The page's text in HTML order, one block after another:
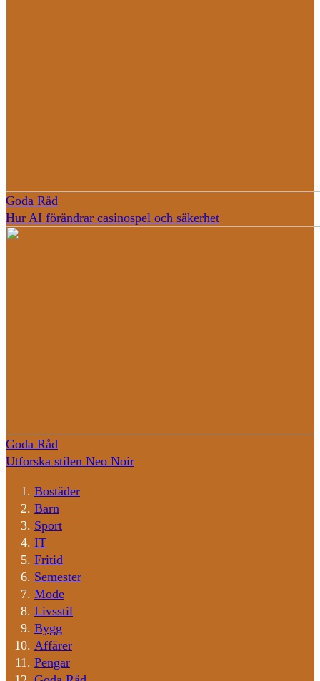
Goda Råd
Hur AI förändrar casinospel och säkerhet
Goda Råd
Utforska stilen Neo Noir
Bostäder
Barn
Sport
IT
Fritid
Semester
Mode
Livsstil
Bygg
Affärer
Pengar